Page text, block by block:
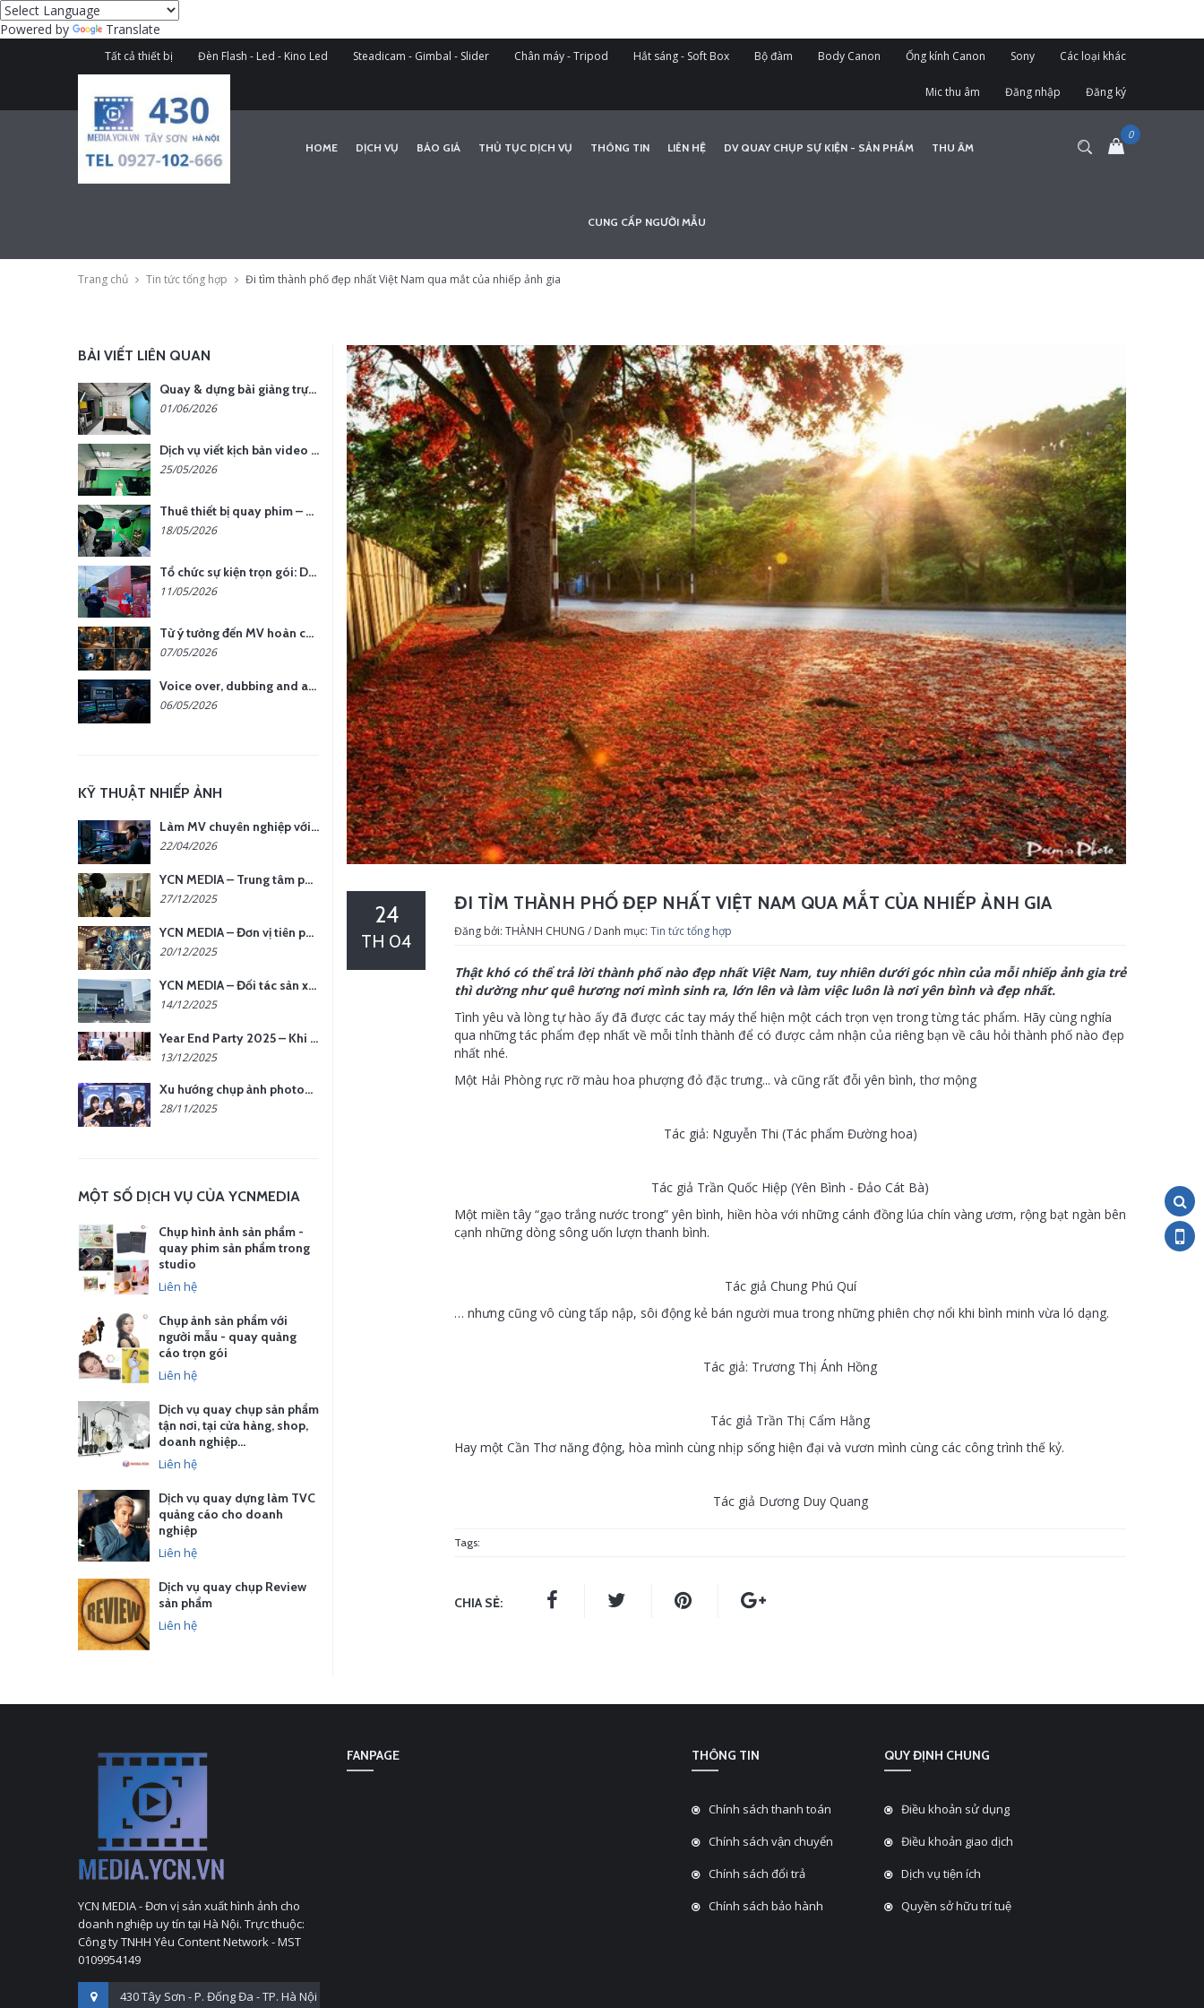
Powered by Translate
Tất cả thiết bị Đèn Flash - Led - Kino Led Steadicam - Gimbal - Slider Chân máy - Tripod Hắt sáng - Soft Box Bộ đàm Body Canon Ống kính Canon Sony Các loại khác
Mic thu âm Đăng nhập Đăng ký
HOME DỊCH VỤ BÁO GIÁ THỦ TỤC DỊCH VỤ THÔNG TIN LIÊN HỆ DV QUAY CHỤP SỰ KIỆN - SẢN PHẨM THU ÂM
CUNG CẤP NGƯỜI MẪU
Trang chủ Tin tức tổng hợp Đi tìm thành phố đẹp nhất Việt Nam qua mắt của nhiếp ảnh gia
ĐI TÌM THÀNH PHỐ ĐẸP NHẤT VIỆT NAM QUA MẮT CỦA NHIẾP ẢNH GIA
24
TH 04 Đăng bởi: THÀNH CHUNG / Danh mục: Tin tức tổng hợp
Thật khó có thể trả lời thành phố nào đẹp nhất Việt Nam, tuy nhiên dưới góc nhìn của mỗi nhiếp ảnh gia trẻ
thì dường như quê hương nơi mình sinh ra, lớn lên và làm việc luôn là nơi yên bình và đẹp nhất.
Tình yêu và lòng tự hào ấy đã được các tay máy thể hiện một cách trọn vẹn trong từng tác phẩm. Hãy cùng nghía
qua những tác phẩm đẹp nhất về mỗi tỉnh thành để có được cảm nhận của riêng bạn về câu hỏi thành phố nào đẹp
nhất nhé.
Một Hải Phòng rực rỡ màu hoa phượng đỏ đặc trưng... và cũng rất đỗi yên bình, thơ mộng
Tác giả: Nguyễn Thi (Tác phẩm Đường hoa)
Tác giả Trần Quốc Hiệp (Yên Bình - Đảo Cát Bà)
Một miền tây “gạo trắng nước trong” yên bình, hiền hòa với những cánh đồng lúa chín vàng ươm, rộng bạt ngàn bên
cạnh những dòng sông uốn lượn thanh bình.
Tác giả Chung Phú Quí
… nhưng cũng vô cùng tấp nập, sôi động kẻ bán người mua trong những phiên chợ nổi khi bình minh vừa ló dạng.
Tác giả: Trương Thị Ánh Hồng
Tác giả Trần Thị Cẩm Hằng
Hay một Cần Thơ năng động, hòa mình cùng nhịp sống hiện đại và vươn mình cùng các công trình thế kỷ.
Tác giả Dương Duy Quang
Tags:
CHIA SẺ:
BÀI VIẾT LIÊN QUAN
Quay & dựng bài giảng trực tuyến – Xu hướng đào tạo thời đại số
01/06/2026
Dịch vụ viết kịch bản video – Bước quan trọng quyết định thành công nội dung
25/05/2026
Thuê thiết bị quay phim – chụp ảnh: Giải pháp tối ưu chi phí cho doanh nghiệp
18/05/2026
Tổ chức sự kiện trọn gói: Doanh nghiệp được gì khi chọn đơn vị chuyên nghiệp?
11/05/2026
Từ ý tưởng đến MV hoàn chỉnh: giải pháp trọn gói tại YCN Media
07/05/2026
Voice over, dubbing and audio production services in Vietnam for global content
06/05/2026
KỸ THUẬT NHIẾP ẢNH
Làm MV chuyên nghiệp với chi phí tối ưu: nên chọn quay thực tế hay video AI?
22/04/2026
YCN MEDIA – Trung tâm phụ kiện quay chụp tại Hà Nội
27/12/2025
YCN MEDIA – Đơn vị tiên phong sản xuất hình ảnh & âm thanh bằng AI tại Hà Nội
20/12/2025
YCN MEDIA – Đối tác sản xuất hình ảnh chuyên nghiệp cho doanh nghiệp tại Hà Nội
14/12/2025
Year End Party 2025 – Khi Khoảnh Khắc Trở Thành Dấu Ấn | Gói Ưu Đãi Tháng 12 Từ YCN Media
13/12/2025
Xu hướng chụp ảnh photobooth tại các sự kiện hiện nay
28/11/2025
MỘT SỐ DỊCH VỤ CỦA YCNMEDIA
Chụp hình ảnh sản phẩm -
quay phim sản phẩm trong
studio
Liên hệ
Chụp ảnh sản phẩm với
người mẫu - quay quảng
cáo trọn gói
Liên hệ
Dịch vụ quay chụp sản phẩm
tận nơi, tại cửa hàng, shop,
doanh nghiệp…
Liên hệ
Dịch vụ quay dựng làm TVC
quảng cáo cho doanh
nghiệp
Liên hệ
Dịch vụ quay chụp Review
sản phẩm
Liên hệ
YCN MEDIA - Đơn vị sản xuất hình ảnh cho
doanh nghiệp uy tín tại Hà Nội. Trực thuộc:
Công ty TNHH Yêu Content Network - MST
0109954149
430 Tây Sơn - P. Đống Đa - TP. Hà Nội
FANPAGE THÔNG TIN
Chính sách thanh toán
Chính sách vận chuyển
Chính sách đổi trả
Chính sách bảo hành
QUY ĐỊNH CHUNG
Điều khoản sử dụng
Điều khoản giao dịch
Dịch vụ tiện ích
Quyền sở hữu trí tuệ